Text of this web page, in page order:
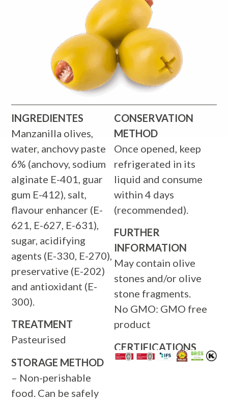
INGREDIENTES
Manzanilla olives,
water, anchovy paste
6% (anchovy, sodium
alginate E-401, guar
gum E-412), salt,
flavour enhancer (E-
621, E-627, E-631),
sugar, acidifying
agents (E-330, E-270),
preservative (E-202)
and antioxidant (E-
300).
TREATMENT
Pasteurised
STORAGE METHOD
– Non-perishable
food. Can be safely
CONSERVATION
METHOD
Once opened, keep
refrigerated in its
liquid and consume
within 4 days
(recommended).
FURTHER
INFORMATION
May contain olive
stones and/or olive
stone fragments.
No GMO: GMO free
product
CERTIFICATIONS